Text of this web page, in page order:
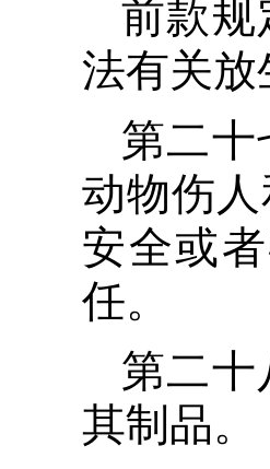
前款规
法有关放
第二
动物伤
安全或
任。
第二
其制品。